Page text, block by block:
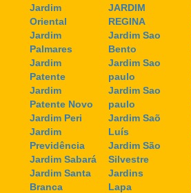
Jardim
Oriental
Jardim
Palmares
Jardim
Patente
Jardim
Patente Novo
Jardim Peri
Jardim
Previdência
Jardim Sabará
Jardim Santa
Branca
JARDIM
REGINA
Jardim Sao
Bento
Jardim Sao
paulo
Jardim Sao
paulo
Jardim Saõ
Luís
Jardim São
Silvestre
Jardins
Lapa